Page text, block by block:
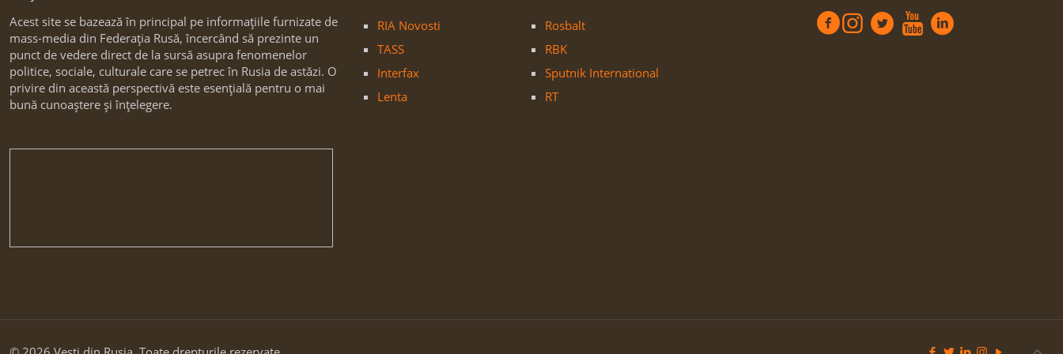
Acest site se bazează în principal pe informațiile furnizate de
mass-media din Federația Rusă, încercând să prezinte un
punct de vedere direct de la sursă asupra fenomenelor
politice, sociale, culturale care se petrec în Rusia de astăzi. O
privire din această perspectivă este esențială pentru o mai
bună cunoaștere și înțelegere.
RIA Novosti
TASS
Interfax
Lenta
Rosbalt
RBK
Sputnik International
RT